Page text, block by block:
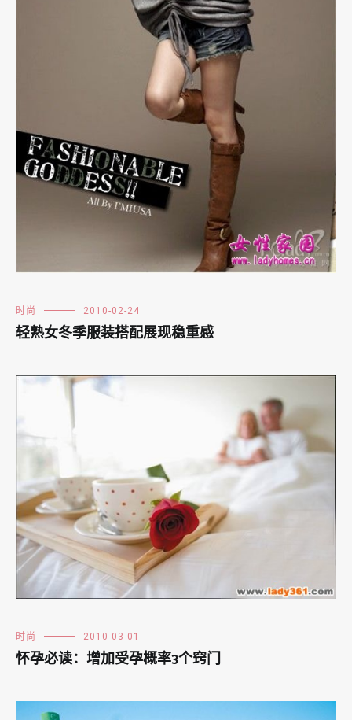
时尚 2010-02-24
轻熟女冬季服装搭配展现稳重感
时尚 2010-03-01
怀孕必读：增加受孕概率3个窍门